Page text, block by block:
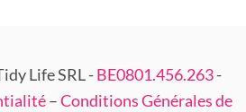
Life SRL -BE0801.456.263-
–Conditions Générales de